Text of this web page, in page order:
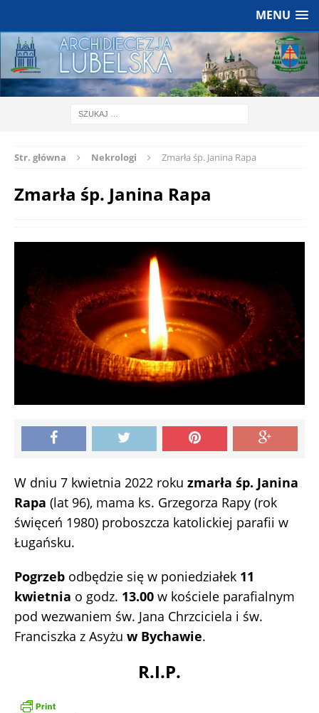
MENU
Str. główna Nekrologi Zmarła śp. Janina Rapa
Zmarła śp. Janina Rapa
W dniu 7 kwietnia 2022 roku zmarła śp. Janina
Rapa (lat 96), mama ks. Grzegorza Rapy (rok
święceń 1980) proboszcza katolickiej parafii w
Ługańsku.
Pogrzeb odbędzie się w poniedziałek 11
kwietnia o godz. 13.00 w kościele parafialnym
pod wezwaniem św. Jana Chrzciciela i św.
Franciszka z Asyżu w Bychawie.
R.I.P.